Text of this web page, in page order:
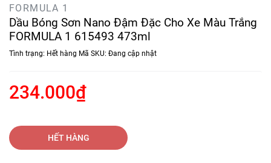
FORMULA 1
Dầu Bóng Sơn Nano Đậm Đặc Cho Xe Màu Trắng
FORMULA 1 615493 473ml
Tình trạng: Hết hàng Mã SKU: Đang cập nhật
234.000₫
HẾT HÀNG